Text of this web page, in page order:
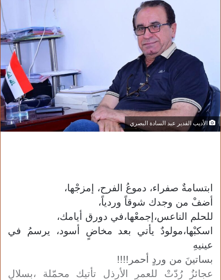
الأديب القدير عبد السادة البصري
ابتسامةٌ صفراء، دموعُ الفرح، إمزجْها،
أضفْ من وجدك شوقاً وردياً،
للحلم الناعس،إجمعْها،في دورق أيامك،
اسكبْها،مولودٌ يأتي بعد مخاضٍ أسود، يرسمُ في
عينيهِ
بساتينَ من وردٍ أحمر!!!!
عجائزُ رُدّتْ للعمرِ الأرذل تأتيك محمّلة ،بسلالٍ